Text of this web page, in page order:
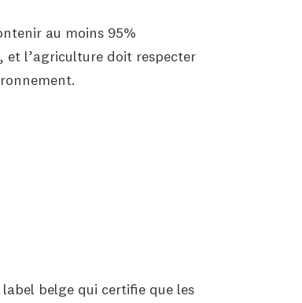
au moins 95%
et l’agriculture doit respecter
belge qui certifie que les